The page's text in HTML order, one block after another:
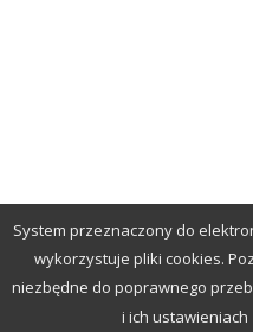
System przeznaczony do
wykorzystuje pliki cookies.
niezbędne do poprawnego
i ich